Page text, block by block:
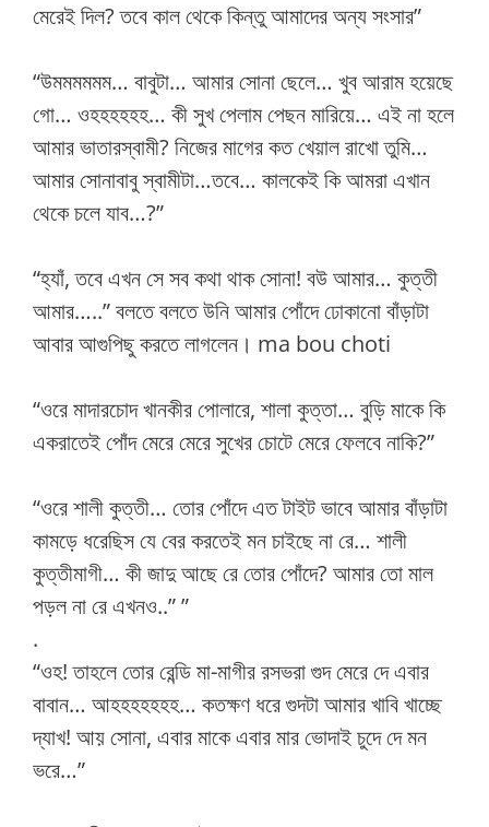
মেরেই দিল? তবে কাল থেকে কিন্তু আমাদের অন্য সংসার”
“উমমমমমম… বাবুটা… আমার সোনা ছেলে… খুব আরাম হয়েছে
গো… ওহহহহহহ… কী সুখ পেলাম পেছন মারিয়ে… এই না হলে
আমার ভাতারস্বামী? নিজের মাগের কত খেয়াল রাখো তুমি…
আমার সোনাবাবু স্বামীটা…তবে… কালকেই কি আমরা এখান
থেকে চলে যাব…?”
“হ্যাঁ, তবে এখন সে সব কথা থাক সোনা! বউ আমার… কুত্তী
আমার…..” বলতে বলতে উনি আমার পোঁদে ঢোকানো বাঁড়াটা
আবার আগুপিছু করতে লাগলেন। ma bou choti
“ওরে মাদারচোদ খানকীর পোলারে, শালা কুত্তা… বুড়ি মাকে কি
একরাতেই পোঁদ মেরে মেরে সুখের চোটে মেরে ফেলবে নাকি?”
“ওরে শালী কুত্তী… তোর পোঁদে এত টাইট ভাবে আমার বাঁড়াটা
কামড়ে ধরেছিস যে বের করতেই মন চাইছে না রে… শালী
কুত্তীমাগী… কী জাদু আছে রে তোর পোঁদে? আমার তো মাল
পড়ল না রে এখনও..” ”
.
“ওহ! তাহলে তোর রেন্ডি মা-মাগীর রসভরা গুদ মেরে দে এবার
বাবান… আহহহহহহহ… কতক্ষণ ধরে গুদটা আমার খাবি খাচ্ছে
দ্যাখ! আয় সোনা, এবার মাকে এবার মার ভোদাই চুদে দে মন
ভরে…”